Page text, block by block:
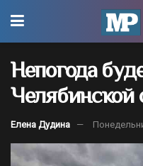
Непогода
Челябинской
Елена Дудина